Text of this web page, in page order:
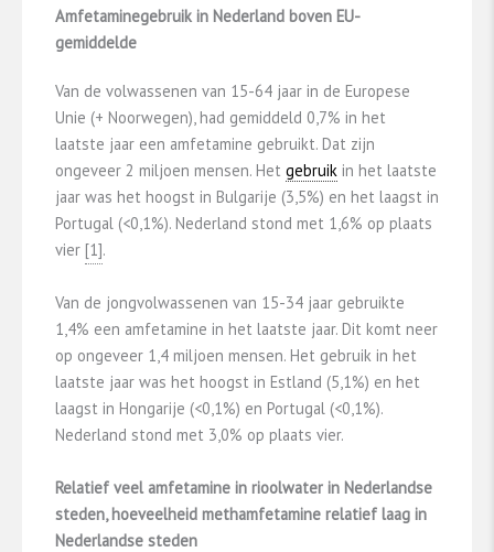
Amfetaminegebruik in Nederland boven EU-
gemiddelde
Van de volwassenen van 15-64 jaar in de Europese
Unie (+ Noorwegen), had gemiddeld 0,7% in het
laatste jaar een amfetamine gebruikt. Dat zijn
ongeveer 2 miljoen mensen. Het gebruik in het laatste
jaar was het hoogst in Bulgarije (3,5%) en het laagst in
Portugal (<0,1%). Nederland stond met 1,6% op plaats
vier ​[1]​.
Van de jongvolwassenen van 15-34 jaar gebruikte
1,4% een amfetamine in het laatste jaar. Dit komt neer
op ongeveer 1,4 miljoen mensen. Het gebruik in het
laatste jaar was het hoogst in Estland (5,1%) en het
laagst in Hongarije (<0,1%) en Portugal (<0,1%).
Nederland stond met 3,0% op plaats vier.
Relatief veel amfetamine in rioolwater in Nederlandse
steden, hoeveelheid methamfetamine relatief laag in
Nederlandse steden